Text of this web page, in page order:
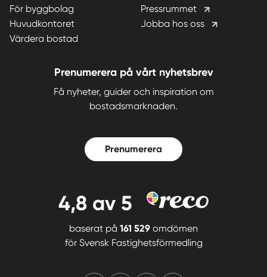
För byggbolag
Huvudkontoret
Värdera bostad
Pressrummet
Jobba hos oss
Prenumerera på vårt nyhetsbrev
Få nyheter, guider och inspiration om
bostadsmarknaden.
Prenumerera
4,8 av 5
baserat på 161 529 omdömen
för Svensk Fastighetsförmedling